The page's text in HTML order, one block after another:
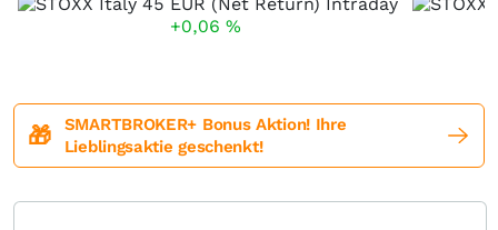
+0,06 %
🎁
SMARTBROKER+ Bonus Aktion! Ihre
Lieblingsaktie geschenkt!